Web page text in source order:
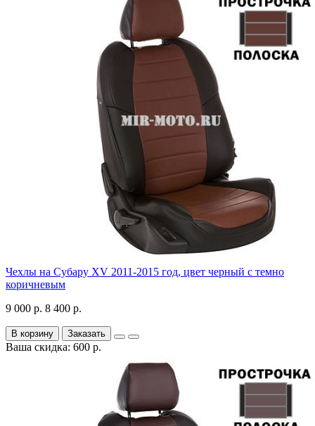
Чехлы на Субару XV 2011-2015 год, цвет черный с темно
коричневым
9 000 р. 8 400 р.
В корзину Заказать
Ваша скидка: 600 р.